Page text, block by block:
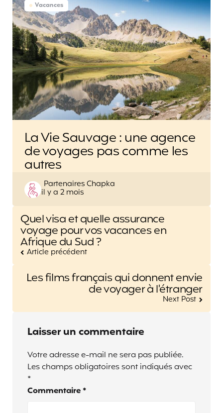
Vacances
La Vie Sauvage : une agence
de voyages pas comme les
autres
Posted
by
Partenaires Chapka
il y a 2 mois
Post
navigation
Quel visa et quelle assurance
voyage pour vos vacances en
Afrique du Sud ?
Article précédent
Les films français qui donnent envie
de voyager à l'étranger
Next Post
Laisser un commentaire
Votre adresse e-mail ne sera pas publiée.
Les champs obligatoires sont indiqués avec
*
Commentaire *